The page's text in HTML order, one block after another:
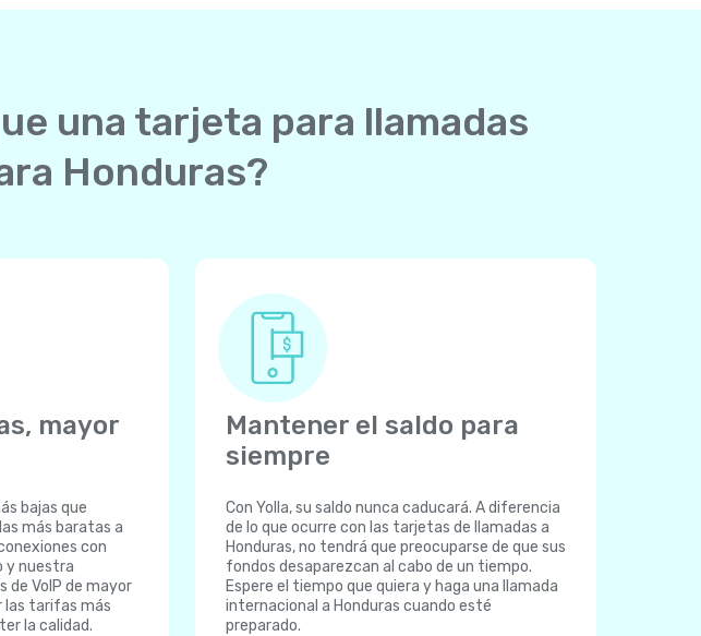
una tarjeta para llamadas
Honduras?
mayor
bajas que
más baratas a
con
y nuestra
de VoIP de mayor
las tarifas más
la calidad.
Mantener el saldo para
siempre
Con Yolla, su saldo nunca caducará. A diferencia
de lo que ocurre con las tarjetas de llamadas a
Honduras, no tendrá que preocuparse de que sus
fondos desaparezcan al cabo de un tiempo.
Espere el tiempo que quiera y haga una llamada
internacional a Honduras cuando esté
preparado.